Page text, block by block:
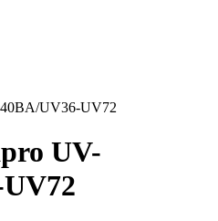
UV36-UV72
UV-